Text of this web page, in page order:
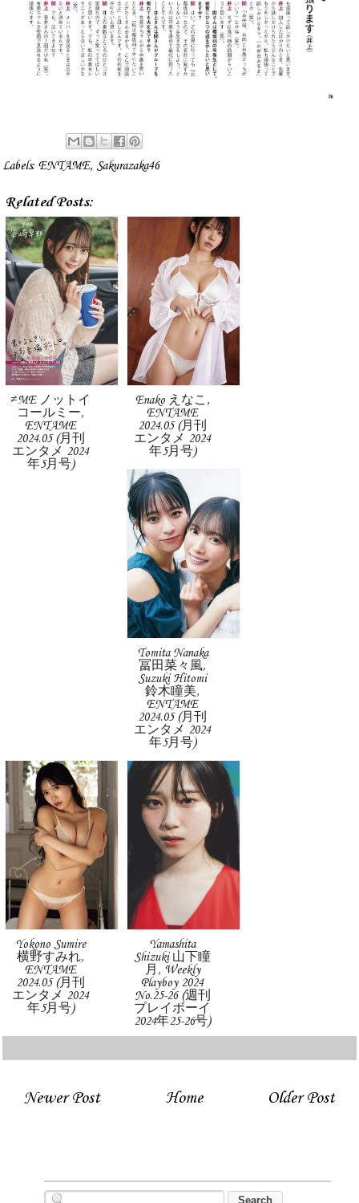
Labels: ENTAME, Sakurazaka46
Related Posts:
≠ME ノットイ
コールミー,
ENTAME
2024.05 (月刊
エンタメ 2024
年5月号)
Enako えなこ,
ENTAME
2024.05 (月刊
エンタメ 2024
年5月号)
Tomita Nanaka
冨田菜々風,
Suzuki Hitomi
鈴木瞳美,
ENTAME
2024.05 (月刊
エンタメ 2024
年5月号)
Yokono Sumire
横野すみれ,
ENTAME
2024.05 (月刊
エンタメ 2024
年5月号)
Yamashita
Shizuki 山下瞳
月, Weekly
Playboy 2024
No.25-26 (週刊
プレイボーイ
2024年25-26号)
Newer Post Older Post
Home